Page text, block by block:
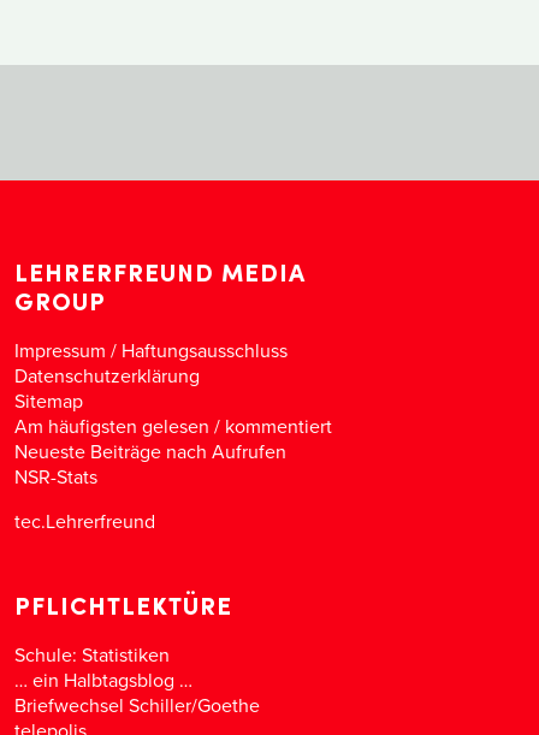
LEHRERFREUND MEDIA
GROUP
Impressum / Haftungsausschluss
Datenschutzerklärung
Sitemap
Am häufigsten gelesen / kommentiert
Neueste Beiträge nach Aufrufen
NSR-Stats
tec.Lehrerfreund
PFLICHTLEKTÜRE
Schule: Statistiken
… ein Halbtagsblog …
Briefwechsel Schiller/Goethe
telepolis